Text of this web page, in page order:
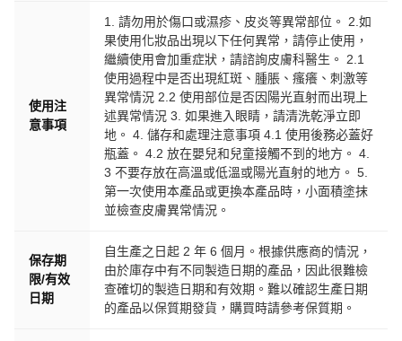
使用注
意事項
1. 請勿用於傷口或濕疹、皮炎等異常部位。 2.如
果使用化妝品出現以下任何異常，請停止使用，
繼續使用會加重症狀，請諮詢皮膚科醫生。 2.1
使用過程中是否出現紅斑、腫脹、瘙癢、刺激等
異常情況 2.2 使用部位是否因陽光直射而出現上
述異常情況 3. 如果進入眼睛，請清洗乾淨立即
地。 4. 儲存和處理注意事項 4.1 使用後務必蓋好
瓶蓋。 4.2 放在嬰兒和兒童接觸不到的地方。 4.
3 不要存放在高溫或低溫或陽光直射的地方。 5.
第一次使用本產品或更換本產品時，小面積塗抹
並檢查皮膚異常情況。
保存期
限/有效
日期
自生產之日起 2 年 6 個月。根據供應商的情況，
由於庫存中有不同製造日期的產品，因此很難檢
查確切的製造日期和有效期。難以確認生產日期
的產品以保質期發貨，購買時請參考保質期。